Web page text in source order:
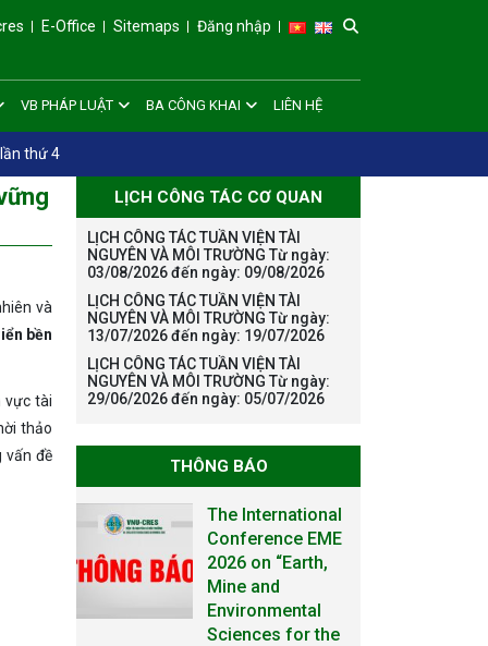
E-Office Sitemaps Đăng nhập
VB PHÁP LUẬT BA CÔNG KHAI LIÊN HỆ
thứ 4
và
bền
vực tài
thảo
vấn đề
LỊCH CÔNG TÁC CƠ QUAN
LỊCH CÔNG TÁC TUẦN VIỆN TÀI
NGUYÊN VÀ MÔI TRƯỜNG Từ ngày:
03/08/2026 đến ngày: 09/08/2026
LỊCH CÔNG TÁC TUẦN VIỆN TÀI
NGUYÊN VÀ MÔI TRƯỜNG Từ ngày:
13/07/2026 đến ngày: 19/07/2026
LỊCH CÔNG TÁC TUẦN VIỆN TÀI
NGUYÊN VÀ MÔI TRƯỜNG Từ ngày:
29/06/2026 đến ngày: 05/07/2026
THÔNG BÁO
The International
Conference EME
2026 on “Earth,
Mine and
Environmental
Sciences for the